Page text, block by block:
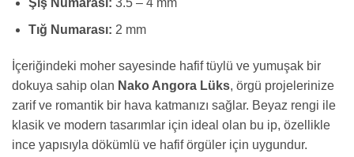
Tığ Numarası: 2 mm
İçeriğindeki moher sayesinde hafif tüylü ve yumuşak bir
dokuya sahip olan Nako Angora Lüks, örgü projelerinize
zarif ve romantik bir hava katmanızı sağlar. Beyaz rengi ile
klasik ve modern tasarımlar için ideal olan bu ip, özellikle
ince yapısıyla dökümlü ve hafif örgüler için uygundur.